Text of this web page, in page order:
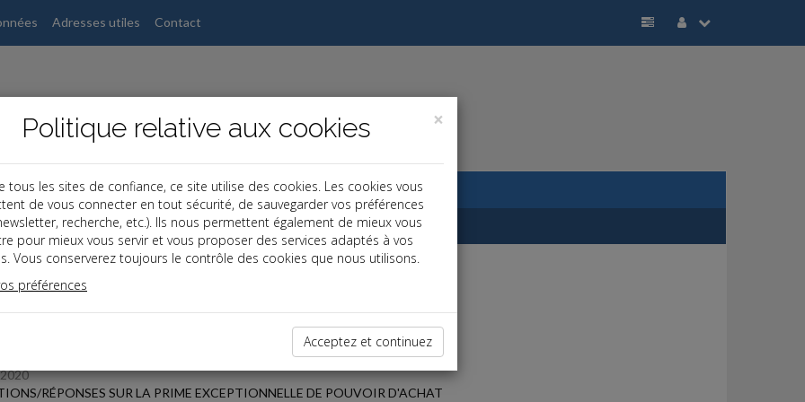
Adresses utiles Contact
dernières dépêches
RÉPONSES SUR LA PRIME EXCEPTIONNELLE DE POUVOIR D'ACHAT
×
Politique relative aux cookies
tous les sites de confiance, ce site utilise des cookies. Les cookies vous
de vous connecter en tout sécurité, de sauvegarder vos préférences
recherche, etc.). Ils nous permettent également de mieux vous
pour mieux vous servir et vous proposer des services adaptés à vos
Vous conserverez toujours le contrôle des cookies que nous utilisons.
préférences
Acceptez et continuez